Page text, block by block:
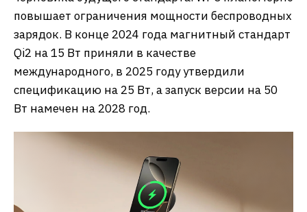
повышает ограничения мощности беспроводных
зарядок. В конце 2024 года магнитный стандарт
Qi2 на 15 Вт приняли в качестве
международного, в 2025 году утвердили
спецификацию на 25 Вт, а запуск версии на 50
Вт намечен на 2028 год.